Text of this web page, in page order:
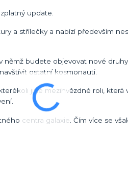
update.
a střílečky a nabízí především
němž budete objevovat nové
ostatní kosmonauti.
jiné mezihvězdné roli, která
centra galaxie. Čím více se